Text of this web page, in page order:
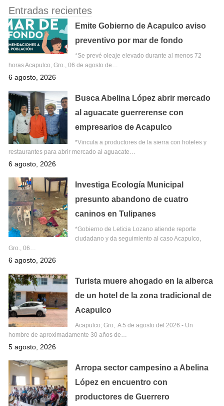
Entradas recientes
Emite Gobierno de Acapulco aviso
preventivo por mar de fondo
*Se prevé oleaje elevado durante al menos 72
horas Acapulco, Gro., 06 de agosto de…
6 agosto, 2026
Busca Abelina López abrir mercado
al aguacate guerrerense con
empresarios de Acapulco
*Vincula a productores de la sierra con hoteles y
restaurantes para abrir mercado al aguacate…
6 agosto, 2026
Investiga Ecología Municipal
presunto abandono de cuatro
caninos en Tulipanes
*Gobierno de Leticia Lozano atiende reporte
ciudadano y da seguimiento al caso Acapulco,
Gro., 06…
6 agosto, 2026
Turista muere ahogado en la alberca
de un hotel de la zona tradicional de
Acapulco
Acapulco; Gro,. A 5 de agosto del 2026.- Un
hombre de aproximadamente 30 años de…
5 agosto, 2026
Arropa sector campesino a Abelina
López en encuentro con
productores de Guerrero